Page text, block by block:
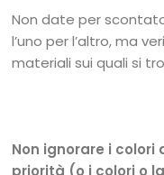
Non date per
l’uno per l’altro, ma
materiali sui quali si
Non ignorare i colori
priorità (o i colori o